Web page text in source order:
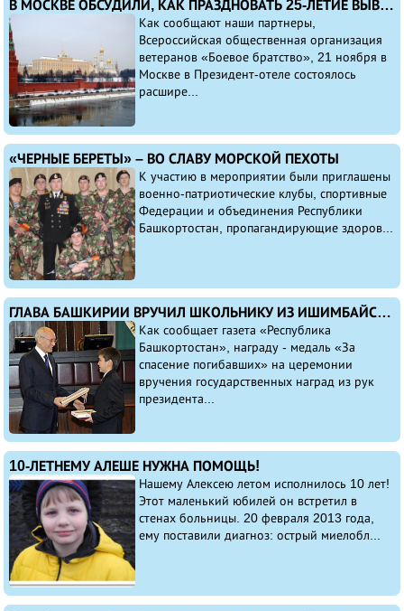
В МОСКВЕ ОБСУДИЛИ, КАК ПРАЗДНОВАТЬ 25-ЛЕТИЕ ВЫВОДА СОВЕТСКИХ ВОЙСК ИЗ АФГАНИСТАНА
Как сообщают наши партнеры,
Всероссийская общественная организация
ветеранов «Боевое братство», 21 ноября в
Москве в Президент-отеле состоялось
расшире...
«ЧЕРНЫЕ БЕРЕТЫ» – ВО СЛАВУ МОРСКОЙ ПЕХОТЫ
К участию в мероприятии были приглашены
военно-патриотические клубы, спортивные
Федерации и объединения Республики
Башкортостан, пропагандирующие здоров...
ГЛАВА БАШКИРИИ ВРУЧИЛ ШКОЛЬНИКУ ИЗ ИШИМБАЙСКОГО РАЙОНА МЕДАЛЬ И АЙФОН
Как сообщает газета «Республика
Башкортостан», награду - медаль «За
спасение погибавших» на церемонии
вручения государственных наград из рук
президента...
10-ЛЕТНЕМУ АЛЕШЕ НУЖНА ПОМОЩЬ!
Нашему Алексею летом исполнилось 10 лет!
Этот маленький юбилей он встретил в
стенах больницы. 20 февраля 2013 года,
ему поставили диагноз: острый миелобл...